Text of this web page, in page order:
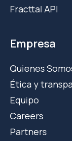
Fracttal API
Empresa
Quienes
Ética y
Equipo
Careers
Partners